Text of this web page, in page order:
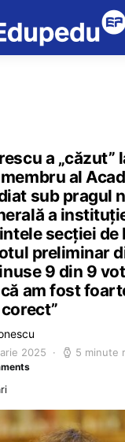
a „căzut”
al
sub pragul
a
secției de
preliminar
9 din 9
am fost
2025 5 minute